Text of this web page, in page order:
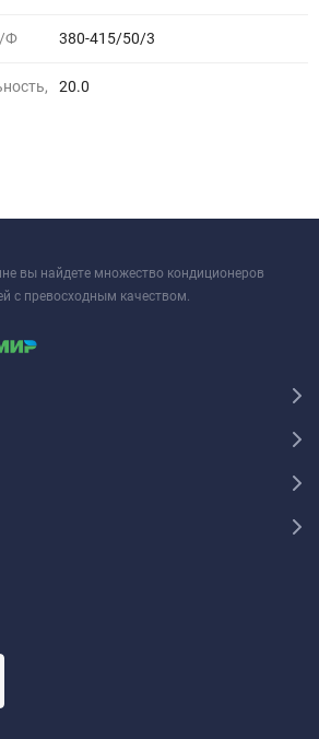
Ф 380-415/50/3
20.0
вы найдете множество кондиционеров
с превосходным качеством.